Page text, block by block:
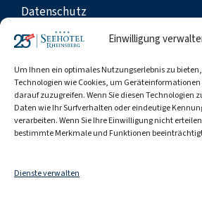
Einwilligung
Um Ihnen ein optimales Nutzungserlebnis zu
Technologien wie Cookies, um
darauf zuzugreifen. Wenn Sie diesen Technologien
Daten wie Ihr Surfverhalten oder eindeutige
verarbeiten. Wenn Sie Ihre Einwilligung nicht
bestimmte Merkmale und Funktionen
Dienste verwalten
Datenschutz
Cookies
Barrierefreiheit
Meldestellen
Reiseschutz
Newsletter anmelden und nichts